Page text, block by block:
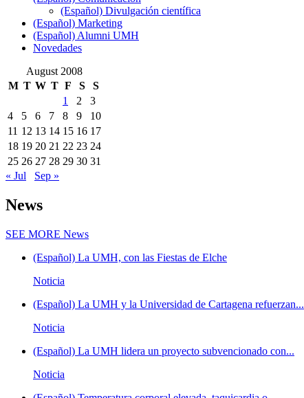
(Español) Divulgación científica
(Español) Marketing
(Español) Alumni UMH
Novedades
August 2008
M T W T F S
S
1
2
3
4
5 6 7 8 9
10
11 12 13 14 15 16 17
18 19 20 21 22 23 24
25 26 27 28 29 30 31
« Jul
Sep »
News
SEE MORE News
(Español) La UMH, con las Fiestas de Elche
Noticia
(Español) La UMH y la Universidad de Cartagena refuerzan...
Noticia
(Español) La UMH lidera un proyecto subvencionado con...
Noticia